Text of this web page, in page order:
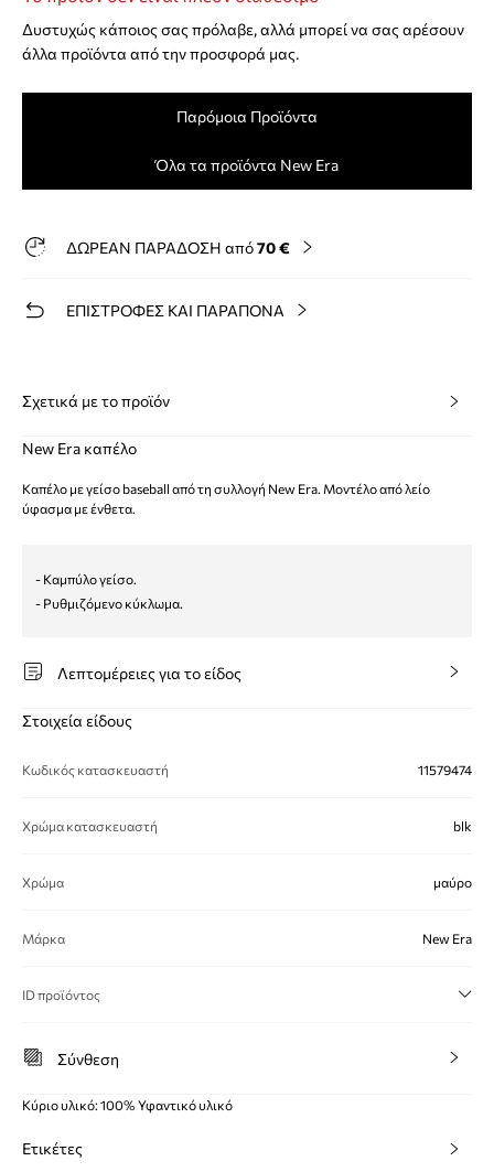
Δυστυχώς κάποιος σας πρόλαβε, αλλά μπορεί να σας αρέσουν
άλλα προϊόντα από την προσφορά μας.
Παρόμοια Προϊόντα
Όλα τα προϊόντα New Era
ΔΩΡΕΑΝ ΠΑΡΑΔΟΣΗ από70 €
ΕΠΙΣΤΡΟΦΕΣ ΚΑΙ ΠΑΡΑΠΟΝΑ
Σχετικά με το προϊόν
New Era καπέλο
Καπέλο με γείσο baseball από τη συλλογή New Era. Μοντέλο από λείο
ύφασμα με ένθετα.
- Καμπύλο γείσο.
- Ρυθμιζόμενο κύκλωμα.
Λεπτομέρειες για το είδος
Στοιχεία είδους
Κωδικός κατασκευαστή 11579474
Χρώμα κατασκευαστή blk
Χρώμα μαύρο
Μάρκα New Era
ID προϊόντος
Σύνθεση
Κύριο υλικό: 100% Υφαντικό υλικό
Ετικέτες